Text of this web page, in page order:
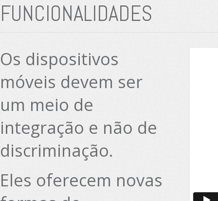
FUNCIONALIDADES
Os dispositivos
móveis devem ser
um meio de
integração e não de
discriminação.
Eles oferecem novas